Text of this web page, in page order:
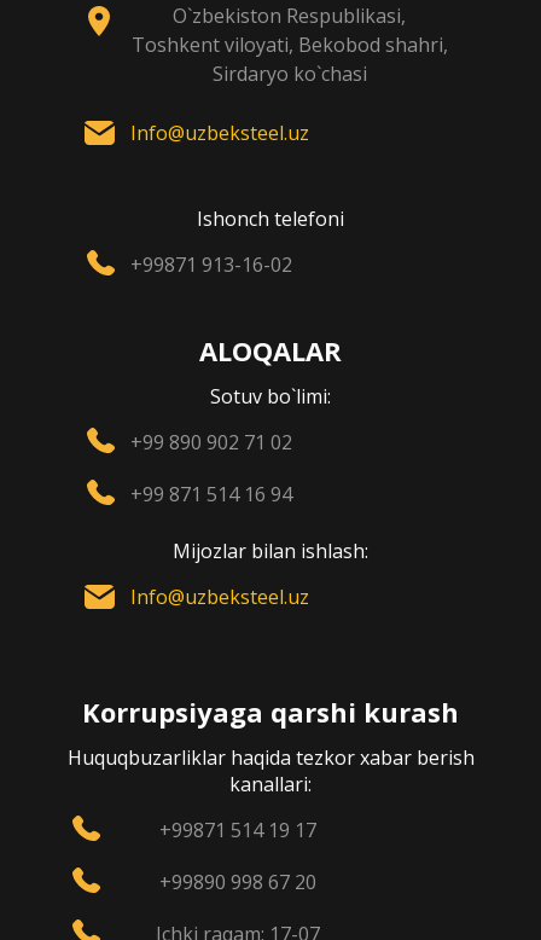
O`zbekiston Respublikasi,
Toshkent viloyati, Bekobod shahri,
Sirdaryo ko`chasi
Info@uzbeksteel.uz
Ishonch telefoni
+99871 913-16-02
ALOQALAR
Sotuv bo`limi:
+99 890 902 71 02
+99 871 514 16 94
Mijozlar bilan ishlash:
Info@uzbeksteel.uz
Korrupsiyaga qarshi kurash
Huquqbuzarliklar haqida tezkor xabar berish
kanallari:
+99871 514 19 17
+99890 998 67 20
Ichki raqam: 17-07